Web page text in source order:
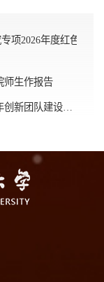
项2026年度红色文
师生作报告